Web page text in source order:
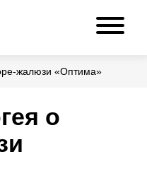
жалюзи «Оптима»
о